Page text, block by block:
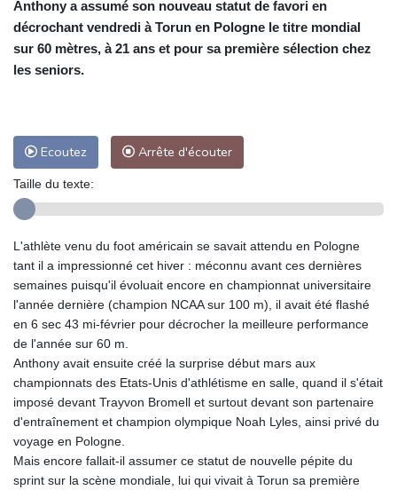
Anthony a assumé son nouveau statut de favori en
décrochant vendredi à Torun en Pologne le titre mondial
sur 60 mètres, à 21 ans et pour sa première sélection chez
les seniors.
Ecoutez Arrête d'écouter
Taille du texte:
L'athlète venu du foot américain se savait attendu en Pologne
tant il a impressionné cet hiver : méconnu avant ces dernières
semaines puisqu'il évoluait encore en championnat universitaire
l'année dernière (champion NCAA sur 100 m), il avait été flashé
en 6 sec 43 mi-février pour décrocher la meilleure performance
de l'année sur 60 m.
Anthony avait ensuite créé la surprise début mars aux
championnats des Etats-Unis d'athlétisme en salle, quand il s'était
imposé devant Trayvon Bromell et surtout devant son partenaire
d'entraînement et champion olympique Noah Lyles, ainsi privé du
voyage en Pologne.
Mais encore fallait-il assumer ce statut de nouvelle pépite du
sprint sur la scène mondiale, lui qui vivait à Torun sa première